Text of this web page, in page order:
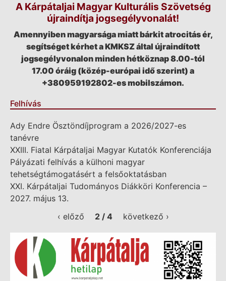
A Kárpátaljai Magyar Kulturális Szövetség
újraindítja jogsegélyvonalát!
Amennyiben magyarsága miatt bárkit atrocitás ér,
segítséget kérhet a KMKSZ által újraindított
jogsegélyvonalon minden hétköznap 8.00-tól
17.00 óráig (közép-európai idő szerint) a
+380959192802-es mobilszámon.
Felhívás
Ady Endre Ösztöndíjprogram a 2026/2027-es
tanévre
XXIII. Fiatal Kárpátaljai Magyar Kutatók Konferenciája
Pályázati felhívás a külhoni magyar
tehetségtámogatásért a felsőoktatásban
XXI. Kárpátaljai Tudományos Diákköri Konferencia –
2027. május 13.
‹ előző
2 / 4 következő ›